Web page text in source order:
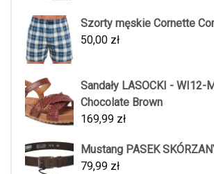
Szorty męskie Cornette
50,00 zł
Sandały LASOCKI - WI12-
Chocolate Brown
169,99 zł
Mustang PASEK
79,99 zł